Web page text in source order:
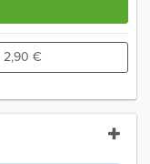
2,90 €